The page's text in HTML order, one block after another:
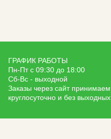
ГРАФИК РАБОТЫ
Пн-Пт с 09:30 до 18:00
Сб-Вс - выходной
Заказы через сайт принимаем
круглосуточно и без выходных